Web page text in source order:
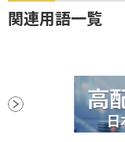
関連用語一覧